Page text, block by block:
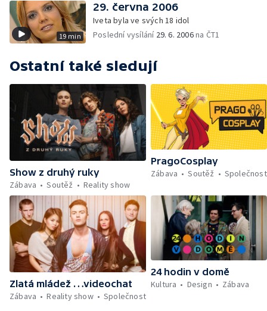
19 min
29. června 2006
Iveta byla ve svých 18 idol
Poslední vysílání 29. 6. 2006na ČT1
Ostatní také sledují
Show z druhý ruky
Zábava
Soutěž Reality show
PragoCosplay
Zábava
Soutěž Společnost
Zlatá mládež …videochat
Zábava
Reality show Společnost
24 hodin v domě
Kultura
Design Zábava